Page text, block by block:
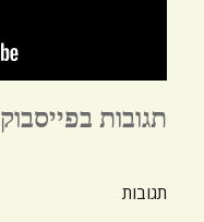
תגובות בפייסבוק
תגובות